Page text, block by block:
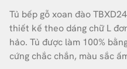
Tủ bếp gỗ xoan đào
thiết kế theo dáng chữ L
hảo. Tủ được làm 100%
cứng chắc chắn, màu sắc